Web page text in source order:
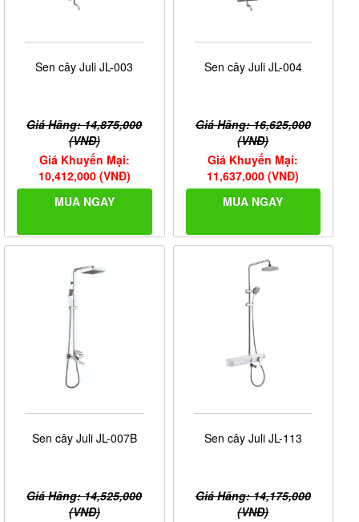
Sen cây Juli JL-003
Giá Hãng: 14,875,000
(VNĐ)
Giá Khuyến Mại:
10,412,000 (VNĐ)
MUA NGAY
Sen cây Juli JL-004
Giá Hãng: 16,625,000
(VNĐ)
Giá Khuyến Mại:
11,637,000 (VNĐ)
MUA NGAY
Sen cây Juli JL-007B
Giá Hãng: 14,525,000
(VNĐ)
Sen cây Juli JL-113
Giá Hãng: 14,175,000
(VNĐ)